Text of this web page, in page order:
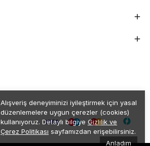
Alışveriş deneyiminizi iyileştirmek için yasal
düzenlemelere uygun çerezler (cookies)
kullanıyoruz. Detaylı bilgiye Gizlilik ve
Çerez Politikası sayfamızdan erişebilirsiniz.
Anladım